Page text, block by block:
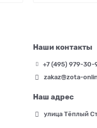
Наши контакты
+7 (495) 979-30-
zakaz@zota-
Наш адрес
улица Тёплый